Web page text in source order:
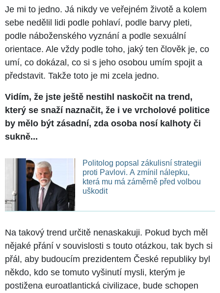
Je mi to jedno. Já nikdy ve veřejném životě a kolem
sebe nedělil lidi podle pohlaví, podle barvy pleti,
podle náboženského vyznání a podle sexuální
orientace. Ale vždy podle toho, jaký ten člověk je, co
umí, co dokázal, co si s jeho osobou umím spojit a
představit. Takže toto je mi zcela jedno.
Vidím, že jste ještě nestihl naskočit na trend,
který se snaží naznačit, že i ve vrcholové politice
by mělo být zásadní, zda osoba nosí kalhoty či
sukně...
Politolog popsal zákulisní strategii
proti Pavlovi. A zmínil nálepku,
která mu má záměrně před volbou
uškodit
Na takový trend určitě nenaskakuji. Pokud bych měl
nějaké přání v souvislosti s touto otázkou, tak bych si
přál, aby budoucím prezidentem České republiky byl
někdo, kdo se tomuto vyšinutí mysli, kterým je
postižena euroatlantická civilizace, bude schopen